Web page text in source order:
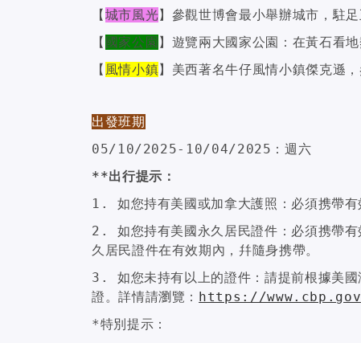
【城市風光】參觀世博會最小舉辦城市，駐
【 國家公園 】遊覽兩大國家公園：在黃石看
【 風情小鎮】美西著名牛仔風情小鎮傑克遜
出發班期
05/10/2025-10/04/2025：週六
**出行提示：
1. 如您持有美國或加拿大護照：必須携帶有
2. 如您持有美國永久居民證件：必須携帶有
久居民證件在有效期內，幷隨身携帶。
3. 如您未持有以上的證件：請提前根據美國
證。詳情請瀏覽： https://www.cbp.gov
*特別提示：